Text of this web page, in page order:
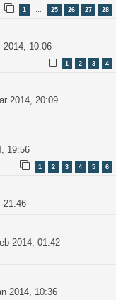
1 … 25 26 27 28
2014, 10:06
1 2 3 4
2014, 20:09
19:56
1 2 3 4 5 6
21:46
2014, 01:42
2014, 10:36